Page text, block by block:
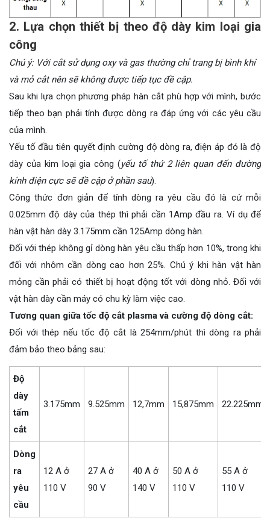
2. Lựa chọn thiết bị theo độ dày kim loại gia
công
Chú ý: Với cắt sử dụng oxy và gas thường chỉ trang bị bình khí
và mỏ cắt nên sẽ không được tiếp tục đề cập.
Sau khi lựa chọn phương pháp hàn cắt phù hợp với mình, bước
tiếp theo bạn phải tính được dòng ra đáp ứng với các yêu cầu
của mình.
Yếu tố đầu tiên quyết định cường độ dòng ra, điện áp đó là độ
dày của kim loại gia công (yếu tố thứ 2 liên quan đến đường
kính điện cực sẽ đề cập ở phần sau).
Công thức đơn giản để tính dòng ra yêu cầu đó là cứ mỗi
0.025mm độ dày của thép thì phải cần 1Amp đầu ra. Ví dụ để
hàn vật hàn dày 3.175mm cần 125Amp dòng hàn.
Đối với thép không gỉ dòng hàn yêu cầu thấp hơn 10%, trong khi
đối với nhôm cần dòng cao hơn 25%. Chú ý khi hàn vật hàn
mỏng cần phải có thiết bị hoạt động tốt với dòng nhỏ. Đối với
vật hàn dày cần máy có chu kỳ làm việc cao.
Tương quan giữa tốc độ cắt plasma và cường độ dòng cắt:
Đối với thép nếu tốc độ cắt là 254mm/phút thì dòng ra phải
đảm bảo theo bảng sau:
Độ
dày
tấm
cắt
3.175mm 9.525mm 12,7mm 15,875mm 22.225mm
Dòng
ra
yêu
cầu
12 A ở
110 V
27 A ở
90 V
40 A ở
140 V
50 A ở
110 V
55 A ở
110 V